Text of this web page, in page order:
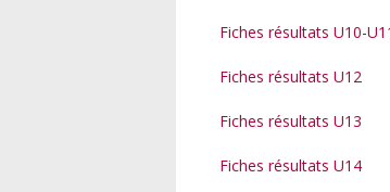
Fiches résultats U10-
Fiches résultats U12
Fiches résultats U13
Fiches résultats U14